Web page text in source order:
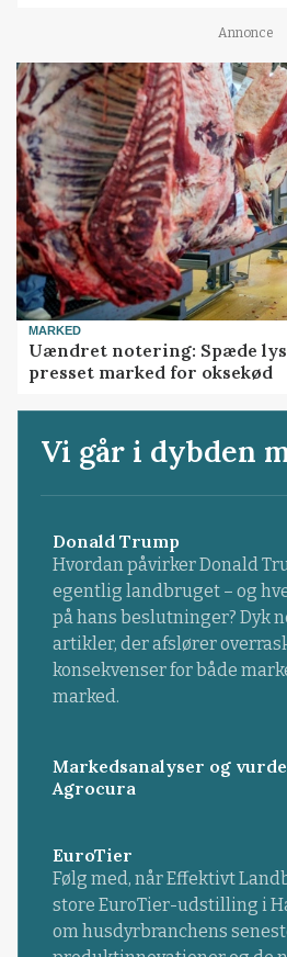
Annonce
MARKED
Uændret notering: Spæde
presset marked for oksekød
Vi går i dybden
Donald Trump
Hvordan påvirker Donald
egentlig landbruget – og
på hans beslutninger? Dyk
artikler, der afslører
konsekvenser for både
marked.
Markedsanalyser og
Agrocura
EuroTier
Følg med, når Effektivt
store EuroTier-udstilling i
om husdyrbranchens